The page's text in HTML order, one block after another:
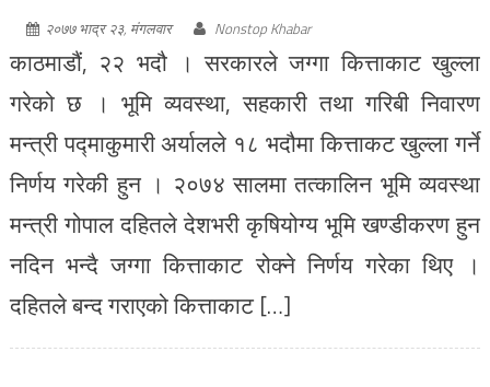
२०७७ भाद्र २३, मंगलवार Nonstop Khabar
काठमाडौं, २२ भदौ । सरकारले जग्गा कित्ताकाट खुल्ला
गरेको छ । भूमि व्यवस्था, सहकारी तथा गरिबी निवारण
मन्त्री पद्माकुमारी अर्यालले १८ भदौमा कित्ताकट खुल्ला गर्ने
निर्णय गरेकी हुन । २०७४ सालमा तत्कालिन भूमि व्यवस्था
मन्त्री गोपाल दहितले देशभरी कृषियोग्य भूमि खण्डीकरण हुन
नदिन भन्दै जग्गा कित्ताकाट रोक्ने निर्णय गरेका थिए ।
दहितले बन्द गराएको कित्ताकाट […]